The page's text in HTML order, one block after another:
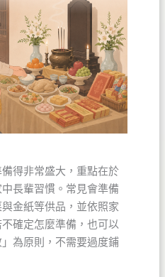
得非常盛大，重點在於
長輩習慣。常見會準備
金紙等供品，並依照家
確定怎麼準備，也可以
為原則，不需要過度鋪